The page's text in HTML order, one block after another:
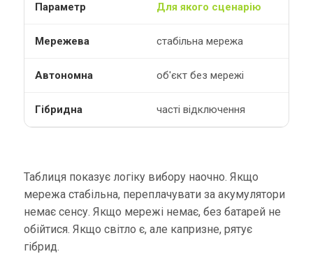
Для якого сценарію
стабільна мережа
об'єкт без мережі
часті відключення
Таблиця показує логіку вибору наочно. Якщо
мережа стабільна, переплачувати за акумулятори
немає сенсу. Якщо мережі немає, без батарей не
обійтися. Якщо світло є, але капризне, рятує
гібрид.